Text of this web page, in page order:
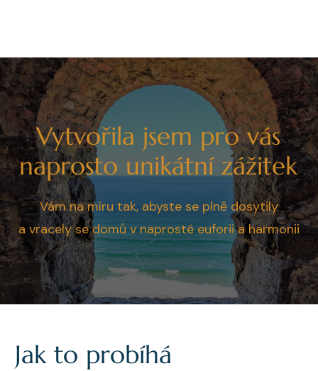
Vytvořila jsem pro vás
naprosto unikátní zážitek
Vám na míru tak, abyste se plně dosytily
a vracely se domů v naprosté euforii a harmonii
Jak to probíhá